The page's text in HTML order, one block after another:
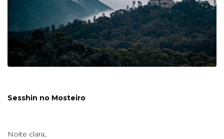
Sesshin no Mosteiro
Noite clara,